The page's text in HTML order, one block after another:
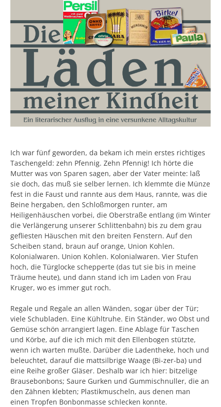
Ich war fünf geworden, da bekam ich mein erstes richtiges
Taschengeld: zehn Pfennig. Zehn Pfennig! Ich hörte die
Mutter was von Sparen sagen, aber der Vater meinte: laß
sie doch, das muß sie selber lernen. Ich klemmte die Münze
fest in die Faust und rannte aus dem Haus, rannte, was die
Beine hergaben, den Schloßmorgen runter, am
Heiligenhäuschen vorbei, die Oberstraße entlang (im Winter
die Verlängerung unserer Schlittenbahn) bis zu dem grau
gefliesten Häuschen mit den breiten Fenstern. Auf den
Scheiben stand, braun auf orange, Union Kohlen.
Kolonialwaren. Union Kohlen. Kolonialwaren. Vier Stufen
hoch, die Türglocke schepperte (das tut sie bis in meine
Träume heute), und dann stand ich im Laden von Frau
Kruger, wo es immer gut roch.
Regale und Regale an allen Wänden, sogar über der Tür;
viele Schubladen. Eine Kühltruhe. Ein Ständer, wo Obst und
Gemüse schön arrangiert lagen. Eine Ablage für Taschen
und Körbe, auf die ich mich mit den Ellenbogen stützte,
wenn ich warten mußte. Darüber die Ladentheke, hoch und
beleuchtet, darauf die mattsilbrige Waage (Bi-zer-ba) und
eine Reihe großer Gläser. Deshalb war ich hier: bitzelige
Brausebonbons; Saure Gurken und Gummischnuller, die an
den Zähnen klebten; Plastikmuscheln, aus denen man
einen Tropfen Bonbonmasse schlecken konnte.